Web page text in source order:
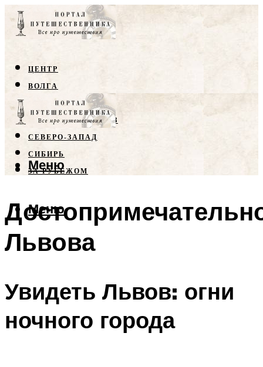
ЦЕНТР
ВОЛГА
КРЫМ
СЕВЕРНЫЙ КАВКАЗ
СЕВЕРО-ЗАПАД
СИБИРЬ
ЗА РУБЕЖОМ
Меню
Меню
Львова
Увидеть Львов: огни
ночного города